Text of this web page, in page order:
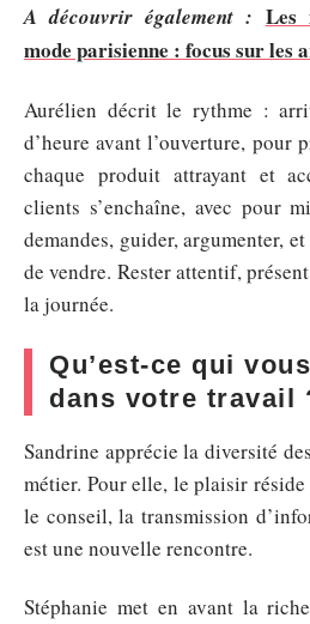
A découvrir également : Les
mode parisienne : focus sur les
Aurélien décrit le rythme :
d’heure avant l’ouverture, pour
chaque produit attrayant et
clients s’enchaîne, avec pour
demandes, guider, argumenter,
de vendre. Rester attentif,
la journée.
Qu’est-ce qui
dans votre travail
Sandrine apprécie la diversité
métier. Pour elle, le plaisir
le conseil, la transmission
est une nouvelle rencontre.
Stéphanie met en avant la